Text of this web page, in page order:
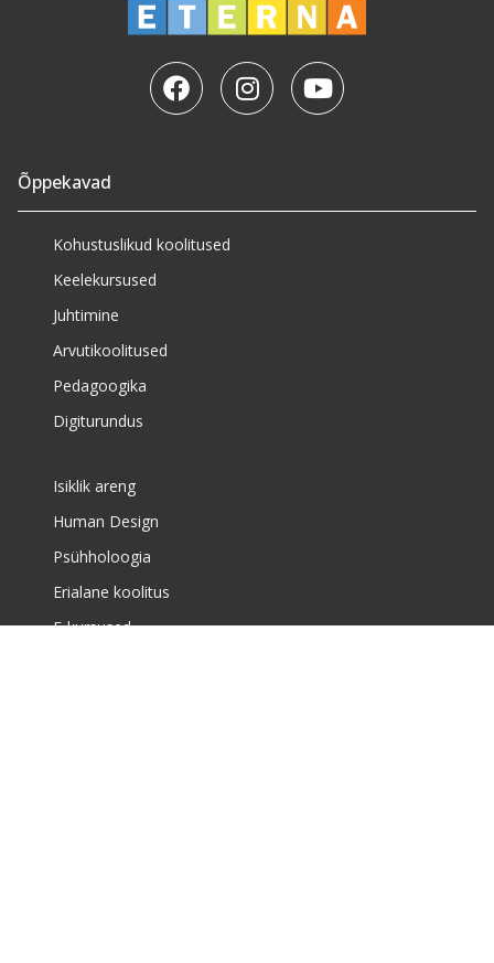
Õppekavad
Kohustuslikud koolitused
Keelekursused
Juhtimine
Arvutikoolitused
Pedagoogika
Digiturundus
Isiklik areng
Human Design
Psühholoogia
Erialane koolitus
E-kursused